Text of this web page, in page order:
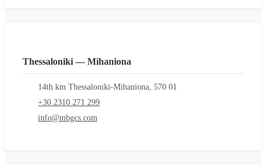
Thessaloniki — Mihaniona
14th km Thessaloniki-Mihaniona, 570 01
+30 2310 271 299
info@mbgcs.com